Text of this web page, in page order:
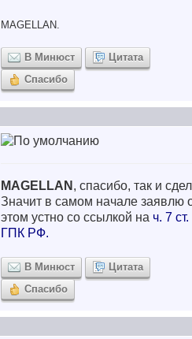
MAGELLAN.
В Минюст
Цитата
Спасибо
MAGELLAN , спасибо, так и
Значит в самом начале заявлю
этом устно со ссылкой на ч. 7
ГПК РФ.
В Минюст
Цитата
Спасибо